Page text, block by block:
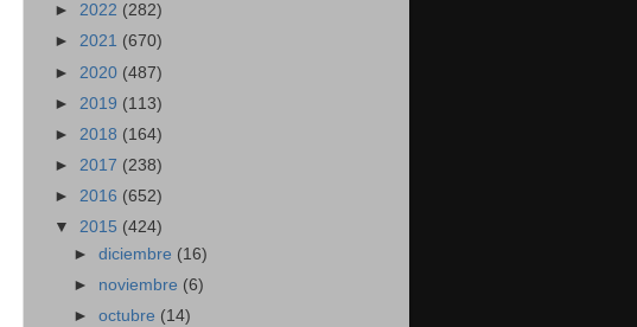
► 2022 (282)
► 2021 (670)
► 2020 (487)
► 2019 (113)
► 2018 (164)
► 2017 (238)
► 2016 (652)
▼ 2015 (424)
►diciembre (16)
► noviembre (6)
►octubre (14)